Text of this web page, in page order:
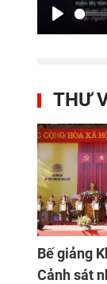
Play
THƯ
Bế giảng
Cảnh sát